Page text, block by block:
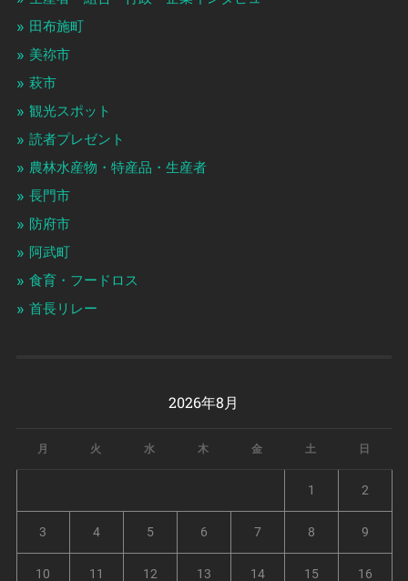
田布施町
美祢市
萩市
観光スポット
読者プレゼント
農林水産物・特産品・生産者
長門市
防府市
阿武町
食育・フードロス
首長リレー
2026年8月
月 火 水 木 金 土 日
1 2
3 4 5 6 7 8 9
10 11 12 13 14 15 16